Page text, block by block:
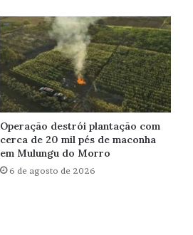
Operação destrói plantação com
cerca de 20 mil pés de maconha
em Mulungu do Morro
6 de agosto de 2026